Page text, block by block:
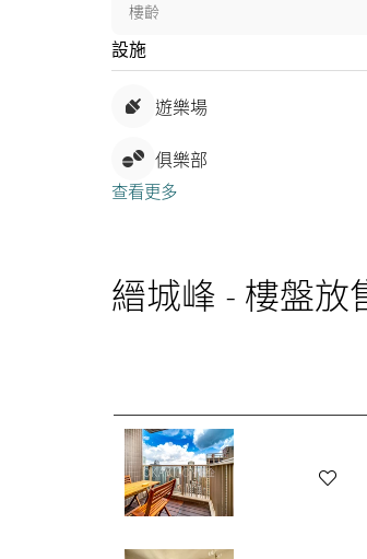
樓齡
設施
遊樂場
俱樂部
查看更多
縉城峰 - 樓盤放